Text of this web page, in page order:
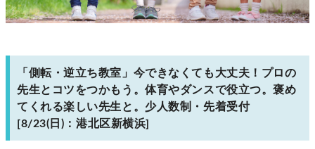
「側転・逆立ち教室」今できなくても大丈夫！プロの
先生とコツをつかもう。体育やダンスで役立つ。褒め
てくれる楽しい先生と。少人数制・先着受付
[8/23(日)：港北区新横浜]